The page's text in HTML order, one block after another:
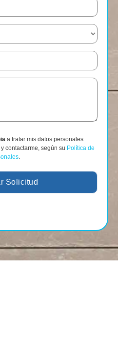
a tratar mis datos personales
contactarme, según su Política de
Solicitud